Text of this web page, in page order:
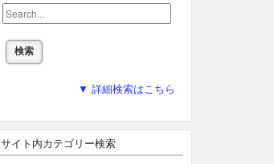
▼ 詳細検索はこちら
サイト内カテゴリー検索